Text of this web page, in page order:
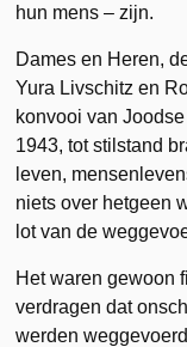
hun mens – zijn.
Dames en Heren,
Yura Livschitz en
konvooi van
1943, tot stilstand
leven,
niets over hetgeen
lot van de
Het waren gewoon
verdragen dat
werden